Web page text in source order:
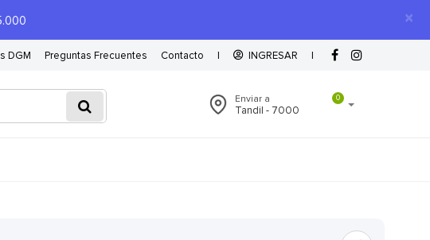
×
DGM Preguntas Frecuentes Contacto | INGRESAR |
0
Enviar a
Tandil - 7000